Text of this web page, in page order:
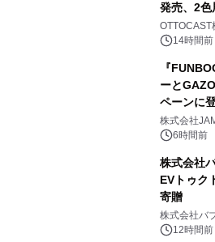
発売、2色
OTTOCAST
14時間前
『
ーと
ペーンに
GR 4車種
メニュー
株式会社
6時間前
株式会社
EVトゥク
寄贈
株式会社バ
12時間前